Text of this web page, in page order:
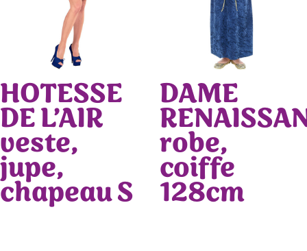
HOTESSE
DE L’AIR
veste,
jupe,
chapeau S
DAME
robe,
coiffe
128cm